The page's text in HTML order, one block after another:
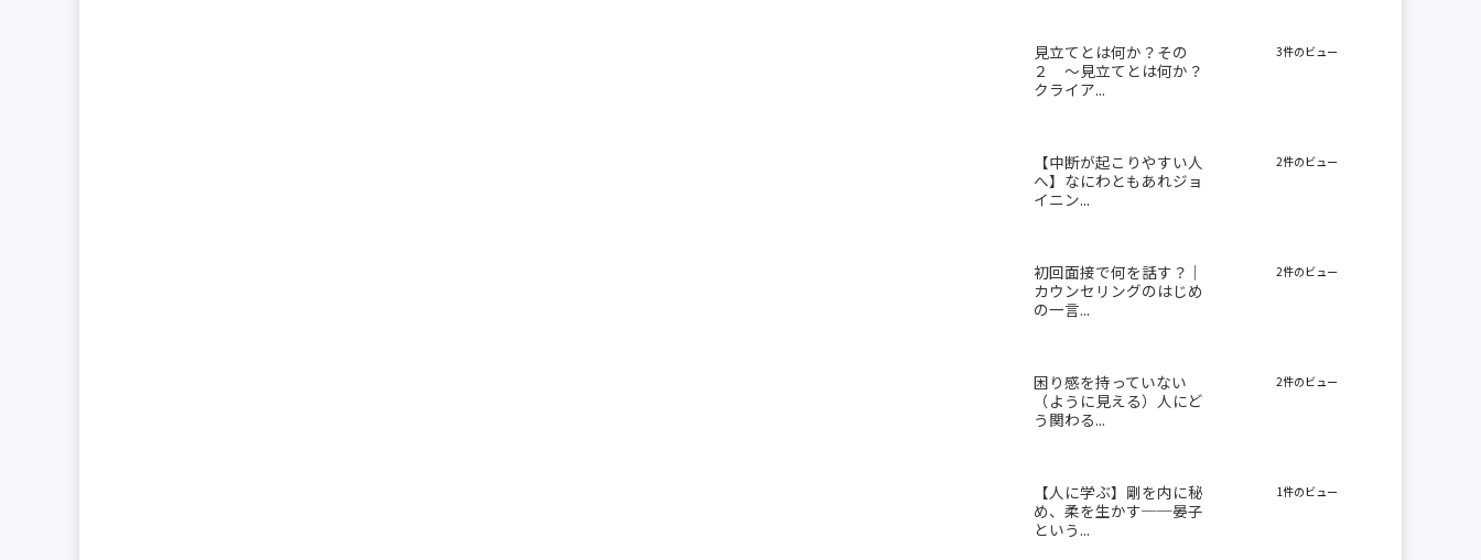
見立てとは何か？その
２ 〜見立てとは何か？
クライア...
3件のビュー
【中断が起こりやすい人
へ】なにわともあれジョ
イニン...
2件のビュー
初回面接で何を話す？｜
カウンセリングのはじめ
の一言...
2件のビュー
困り感を持っていない
（ように見える）人にど
う関わる...
2件のビュー
【人に学ぶ】剛を内に秘
め、柔を生かす──晏子
という...
1件のビュー